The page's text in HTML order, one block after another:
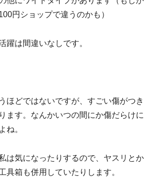
円ショップで違うのかも）
躍は間違いなしです。
ほどではないですが、すごい傷がつき
ます。なんかいつの間にか傷だらけに
ね。
は気になったりするので、ヤスリとか
具箱も併用していたりします。